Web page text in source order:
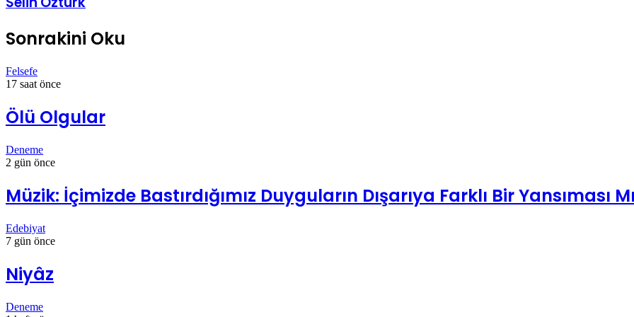
Sonrakini Oku
Felsefe
17 saat önce
Ölü Olgular
Deneme
2 gün önce
Müzik: İçimizde Bastırdığımız Duyguların Dışarıya Farklı Bir Yansıması
Edebiyat
7 gün önce
Niyâz
Deneme